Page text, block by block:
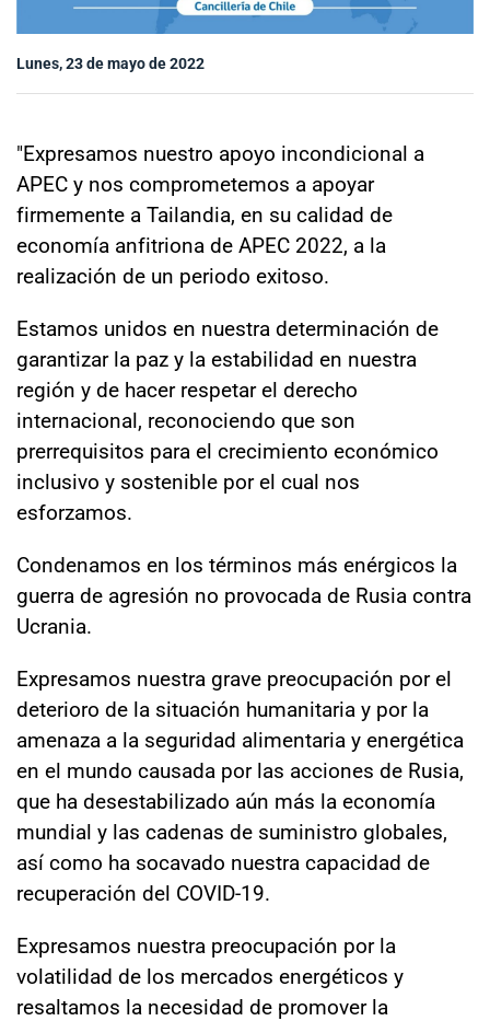
Lunes, 23 de mayo de 2022
"Expresamos nuestro apoyo incondicional a
APEC y nos comprometemos a apoyar
firmemente a Tailandia, en su calidad de
economía anfitriona de APEC 2022, a la
realización de un periodo exitoso.
Estamos unidos en nuestra determinación de
garantizar la paz y la estabilidad en nuestra
región y de hacer respetar el derecho
internacional, reconociendo que son
prerrequisitos para el crecimiento económico
inclusivo y sostenible por el cual nos
esforzamos.
Condenamos en los términos más enérgicos la
guerra de agresión no provocada de Rusia contra
Ucrania.
Expresamos nuestra grave preocupación por el
deterioro de la situación humanitaria y por la
amenaza a la seguridad alimentaria y energética
en el mundo causada por las acciones de Rusia,
que ha desestabilizado aún más la economía
mundial y las cadenas de suministro globales,
así como ha socavado nuestra capacidad de
recuperación del COVID-19.
Expresamos nuestra preocupación por la
volatilidad de los mercados energéticos y
resaltamos la necesidad de promover la